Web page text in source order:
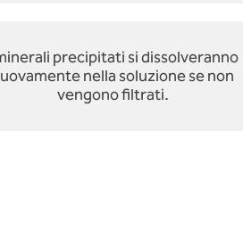
precipitati si dissolveranno
nella soluzione se non
vengono filtrati.